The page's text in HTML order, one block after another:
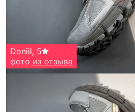
Doniil, 5
фото из отзыва